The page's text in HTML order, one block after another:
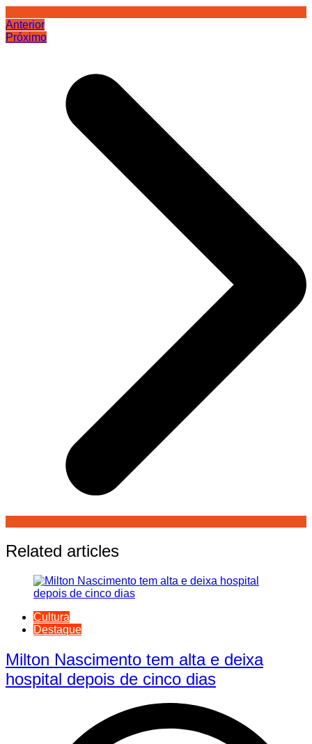
Anterior
Próximo
Related articles
Cultura
Destaque
Milton Nascimento tem alta e deixa
hospital depois de cinco dias